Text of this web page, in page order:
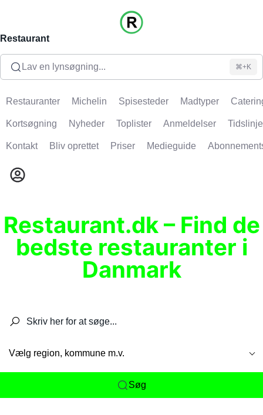
Restaurant
Lav en lynsøgning... ⌘+K
Restauranter Michelin Spisesteder Madtyper
Kortsøgning Nyheder Toplister Anmeldelser Tidslinje
Kontakt Bliv oprettet Priser Medieguide
Restaurant.dk – Find de
bedste restauranter i
Danmark
Vælg region, kommune m.v.
Søg